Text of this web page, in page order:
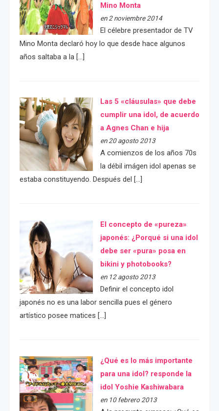
Mino Monta
en 2 noviembre 2014
El célebre presentador de TV
Mino Monta declaró hoy lo que desde hace algunos
años saltaba a la […]
Las 5 «cláusulas» que debe
cumplir una idol, de acuerdo
a Agnes Chan e hija
en 20 agosto 2013
A comienzos de los años 70s
la débil imágen idol apenas se
estaba constituyendo. Después del […]
El concepto de «pureza»
japonés: ¿Porqué si una idol
debe ser «pura» posa en
bikini y photobooks?
en 12 agosto 2013
Definir el concepto idol
japonés no es una labor sencilla pues el género
artístico posee matices […]
¿Qué es lo más importante
para una idol? responde la
idol Yoshie Kashiwabara
en 10 febrero 2013